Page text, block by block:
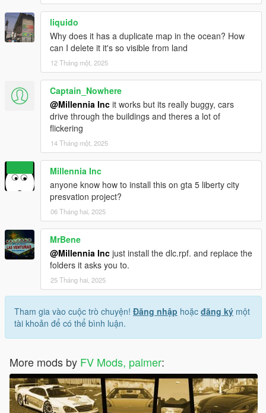
liquido
Why does it has a duplicate map in the ocean? How
can I delete it it's so visible from land
12 Tháng một, 2025
Captain_Nowhere
@Millennia Inc it works but its really buggy, cars
drive through the buildings and theres a lot of
flickering
14 Tháng một, 2025
Millennia Inc
anyone know how to install this on gta 5 liberty city
presvation project?
06 Tháng hai, 2025
MrBene
@Millennia Inc just install the dlc.rpf. and replace the
folders it asks you to.
25 Tháng hai, 2025
Tham gia vào cuộc trò chuyện! Đăng nhập hoặc đăng ký một
tài khoản để có thể bình luận.
More mods by FV Mods, palmer: